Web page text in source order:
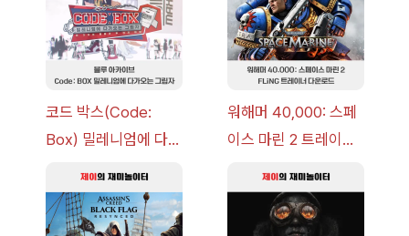
코드 박스(Code:
Box) 밀레니엄에 다가
략 [복각] | 블루 아카
이브
워해머 40,000: 스페
이스 마린 2 트레이너
v14.0+] 다운로드